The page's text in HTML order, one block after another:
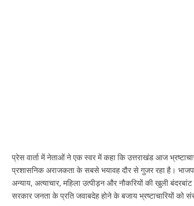
प्रेस वार्ता में नेताओं ने एक स्वर में कहा कि उत्तराखंड आज
प्रशासनिक अराजकता के सबसे भयावह दौर से गुजर रहा है।
अन्याय, अत्याचार, महिला उत्पीड़न और नौकरियों की खुली
सरकार जनता के प्रति जवाबदेह होने के बजाय भ्रष्टाचारियों को